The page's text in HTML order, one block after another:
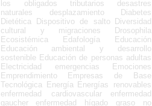
los obligados tributarios
desastres
naturales
desplazamiento
Diabetes
Dietética
Dispositivo de salto
Diversidad
cultural y migraciones
Drosophila
Ecosistémica
Edafología
Educación
Educación ambiental y desarrollo
sostenible Educación de personas adultas
Electricidad
emergencias
Emociones
Emprendimiento
Empresas de Base
Tecnológica Energía Energías renovables
enfermedad cardiovascular
enfermedad
gaucher
enfermedad hígado graso no